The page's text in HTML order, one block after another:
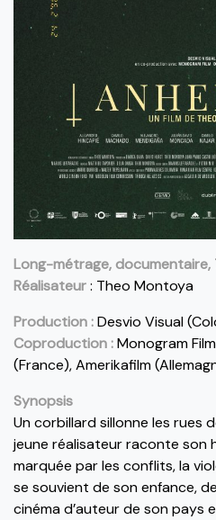
Long-métrage, documentaire,
Réalisateur: Theo Montoya
Production :Desvio Visual
Coproduction :Monogram
(France), Amerikafilm
Synopsis
Un corbillard sillonne les rues
jeune réalisateur raconte son
marquée par les conflits, la
se souvient de son enfance,
cinéma d’auteur de son pays